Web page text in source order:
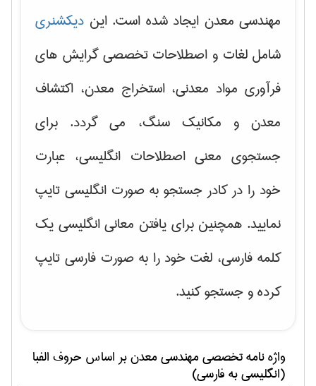
مهندسی معدن ایجاد شده است. این دیکشنری
شامل لغات و اصطلاحات تخصصی گرایش های
فرآوری مواد معدنی، استخراج معدن، اکتشاف
معدن و مکانیک سنگ، می گردد. برای
جستجوی معنی اصطلاحات انگلیسی، عبارت
خود را در کادر جستجو به صورت انگلیسی تایپ
نمایید. همچنین برای یافتن معانی انگلیسی یک
کلمه فارسی، لغت خود را به صورت فارسی تایپ
کرده و جستجو کنید.
واژه نامه تخصصیمهندسی معدنبر اساس حروف الفبا
(انگلیسی به فارسی)